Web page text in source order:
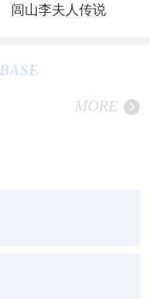
闾山李夫人传说
BASE
MORE